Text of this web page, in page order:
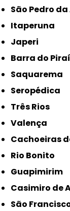
São Pedro
Itaperuna
Japeri
Barra do Piraí
Saquarema
Seropédica
Três Rios
Valença
Cachoeiras
Rio Bonito
Guapimirim
Casimiro de
São